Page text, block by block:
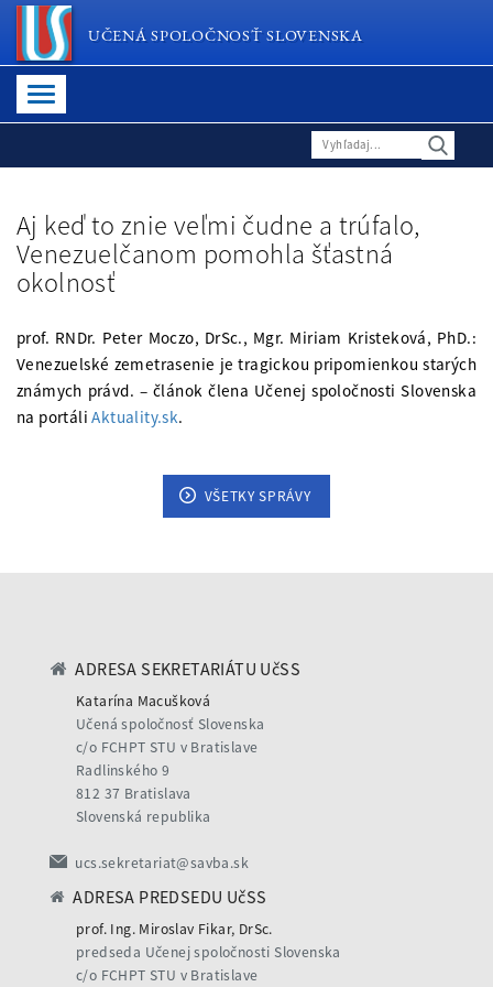
UČENÁ SPOLOČNOSŤ SLOVENSKA
Aj keď to znie veľmi čudne a trúfalo,
Venezuelčanom pomohla šťastná
okolnosť
prof. RNDr. Peter Moczo, DrSc., Mgr. Miriam Kristeková, PhD.:
Venezuelské zemetrasenie je tragickou pripomienkou starých
známych právd. – článok člena Učenej spoločnosti Slovenska
na portáliAktuality.sk.
VŠETKY SPRÁVY
ADRESA SEKRETARIÁTU UčSS
Katarína Macušková
Učená spoločnosť Slovenska
c/o FCHPT STU v Bratislave
Radlinského 9
812 37 Bratislava
Slovenská republika
ucs.sekretariat@savba.sk
ADRESA PREDSEDU UčSS
prof. Ing. Miroslav Fikar, DrSc.
predseda Učenej spoločnosti Slovenska
c/o FCHPT STU v Bratislave